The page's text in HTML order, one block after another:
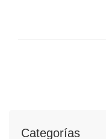
Categorías